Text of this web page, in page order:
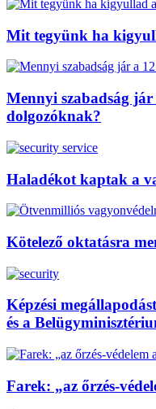
Mit tegyünk ha
Mennyi szabadság
dolgozóknak?
Haladékot kaptak a
Kötelező oktatásra
Képzési
és a
Farek: „az őrzés-